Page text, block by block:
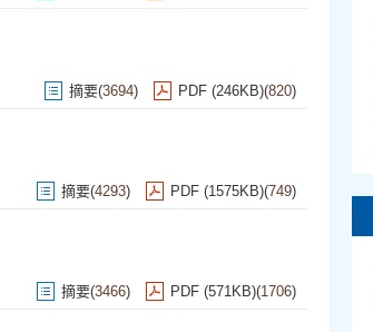
摘要(3694) PDF (246KB)(820)
摘要(4293) PDF (1575KB)(749)
摘要(3466) PDF (571KB)(1706)